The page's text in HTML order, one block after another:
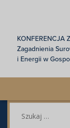
KONFERENCJA
Zagadnienia
i Energii w